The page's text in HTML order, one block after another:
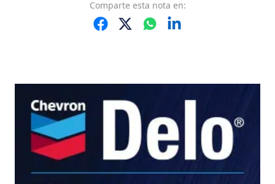
Comparte esta nota en: